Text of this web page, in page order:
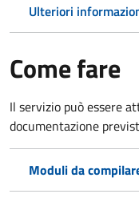
Ulteriori
Come fare
Il servizio può essere
documentazione
Moduli da